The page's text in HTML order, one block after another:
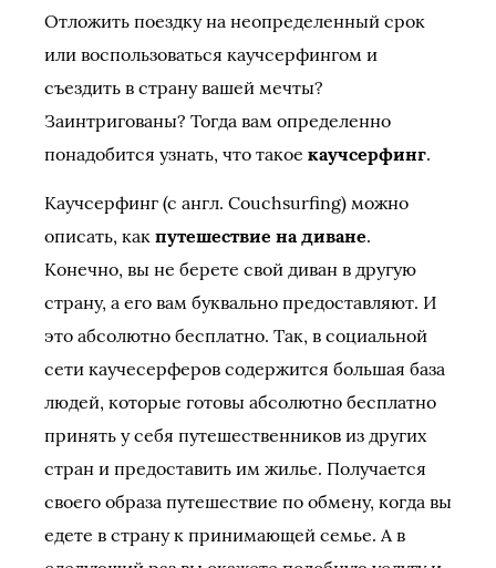
Отложить поездку на неопределенный срок
или воспользоваться каучсерфингом и
съездить в страну вашей мечты?
Заинтригованы? Тогда вам определенно
понадобится узнать, что такое каучсерфинг.
Каучсерфинг (с англ. Couchsurfing) можно
описать, как путешествие на диване.
Конечно, вы не берете свой диван в другую
страну, а его вам буквально предоставляют. И
это абсолютно бесплатно. Так, в социальной
сети каучесерферов содержится большая база
людей, которые готовы абсолютно бесплатно
принять у себя путешественников из других
стран и предоставить им жилье. Получается
своего образа путешествие по обмену, когда вы
едете в страну к принимающей семье. А в